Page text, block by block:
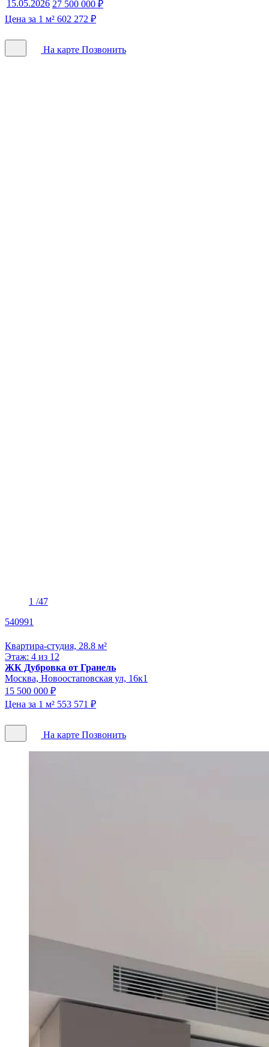
15.05.2026 27 500 000 ₽
Цена за 1 м² 602 272 ₽
На карте Позвонить
1 /47
540991
Квартира-студия, 28.8 м²
Этаж: 4 из 12
ЖК Дубровка от Гранель
Москва, Новоостаповская ул, 16к1
15 500 000 ₽
Цена за 1 м² 553 571 ₽
На карте Позвонить